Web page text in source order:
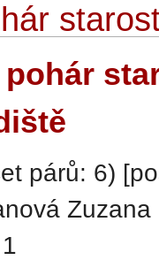
pohár
párů: 6)